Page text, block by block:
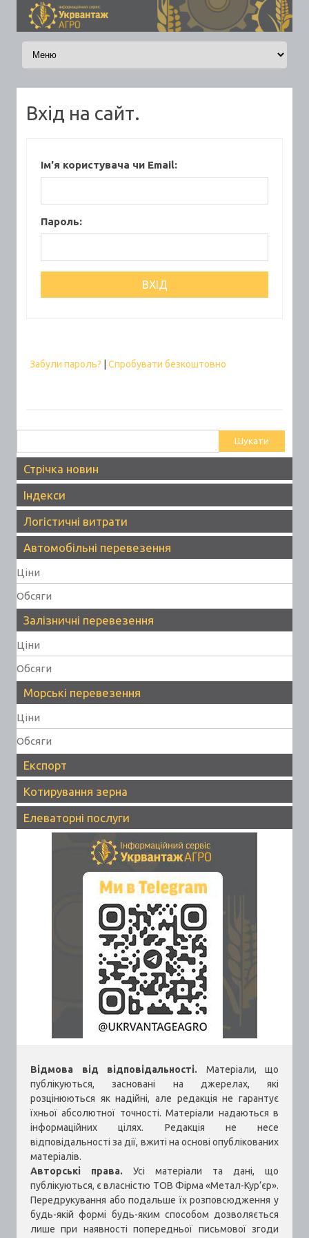
Skip to content
Вхід на сайт.
Ім'я користувача чи Email:
Пароль:
Забули пароль? Спробувати безкоштовно
Стрічка новин
Індекси
Логістичні витрати
Автомобільні перевезення
Ціни
Обсяги
Залізничні перевезення
Ціни
Обсяги
Морські перевезення
Ціни
Обсяги
Експорт
Котирування зерна
Елеваторні послуги
Відмова від відповідальності. Матеріали, що
публікуються, засновані на джерелах, які
розцінюються як надійні, але редакція не гарантує
їхньої абсолютної точності. Матеріали надаються в
інформаційних цілях. Редакція не несе
відповідальності за дії, вжиті на основі опублікованих
матеріалів.
Авторські права. Усі матеріали та дані, що
публікуються, є власністю ТОВ Фірма «Метал-Кур’єр».
Передрукування або подальше їх розповсюдження у
будь-якій формі будь-яким способом дозволяється
лише при наявності попередньої письмової згоди